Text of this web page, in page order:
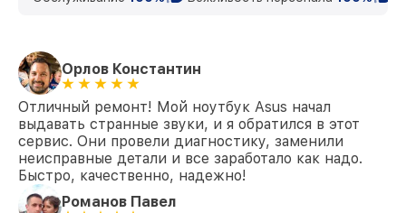
Орлов Константин
Отличный ремонт! Мой ноутбук Asus начал
выдавать странные звуки, и я обратился в этот
сервис. Они провели диагностику, заменили
неисправные детали и все заработало как надо.
Быстро, качественно, надежно!
Романов Павел